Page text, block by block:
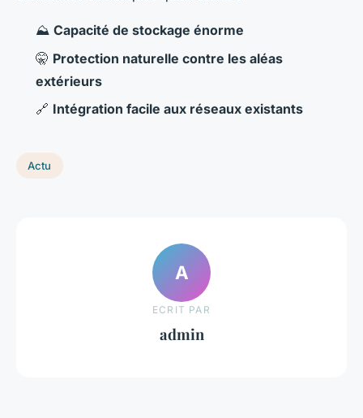
⛰ Capacité de stockage énorme
🤫 Protection naturelle contre les aléas
extérieurs
🔗 Intégration facile aux réseaux existants
Actu
A
ECRIT PAR
admin